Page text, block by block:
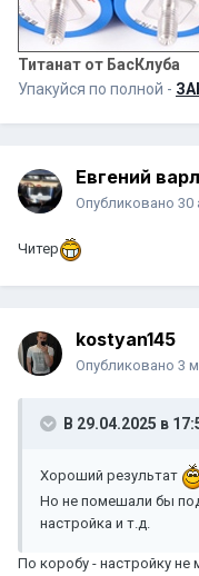
Титанат от БасКлуба
Упакуйся по полной -
Евгений
Опубликовано 30
Читер
kostyan145
Опубликовано 3
В 29.04.2025 в
Хороший результат
Но не помешали бы
настройка и т.д.
По коробу - настройку не